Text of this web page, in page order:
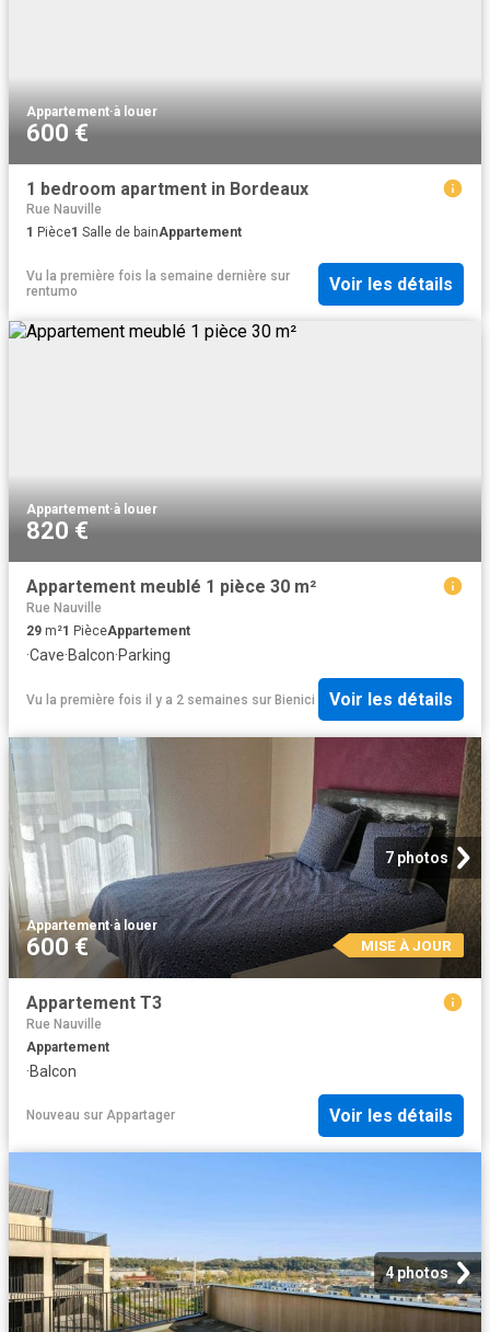
Appartement·à louer
600 €
1 bedroom apartment in Bordeaux
Rue Nauville
1 Pièce1 Salle de bainAppartement
Vu la première fois la semaine dernière sur
rentumo
Voir les détails
Appartement·à louer
820 €
Appartement meublé 1 pièce 30 m²
Rue Nauville
29 m²1 PièceAppartement
·Cave·Balcon·Parking
Vu la première fois il y a 2 semaines sur Bienici Voir les détails
7 photos
Appartement·à louer
600 € MISE À JOUR
Appartement T3
Rue Nauville
Appartement
·Balcon
Nouveau sur Appartager Voir les détails
4 photos